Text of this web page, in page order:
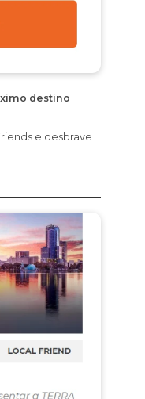
destino
e desbrave